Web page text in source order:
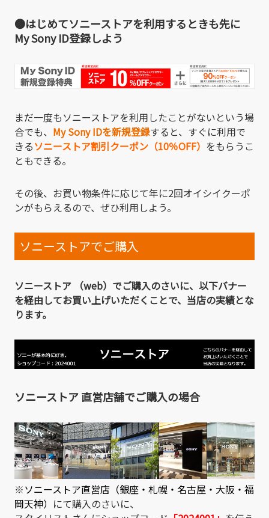
●はじめてソニーストアを利用するときも先に
My Sony ID登録しよう
まだ一度もソニーストアを利用したことがないという場
合でも、 My Sony IDを新規登録すると、すぐに利用で
きるソニーストア割引クーポン（10％OFF） をもらうこ
ともできる。
その後、お買い物条件に応じて年に2回オイシイクーポ
ンがもらえるので、ぜひ利用しよう。
ソニーストアでご購入
ソニーストア （web）でご購入のさいに、以下バナー
を経由してお買い上げいただくことで、当店の実績とな
ります。
ソニーストア 直営店舗でご購入の場合
※ソニーストア直営店（銀座・札幌・名古屋・大阪・福
岡天神） にて購入のさいに、